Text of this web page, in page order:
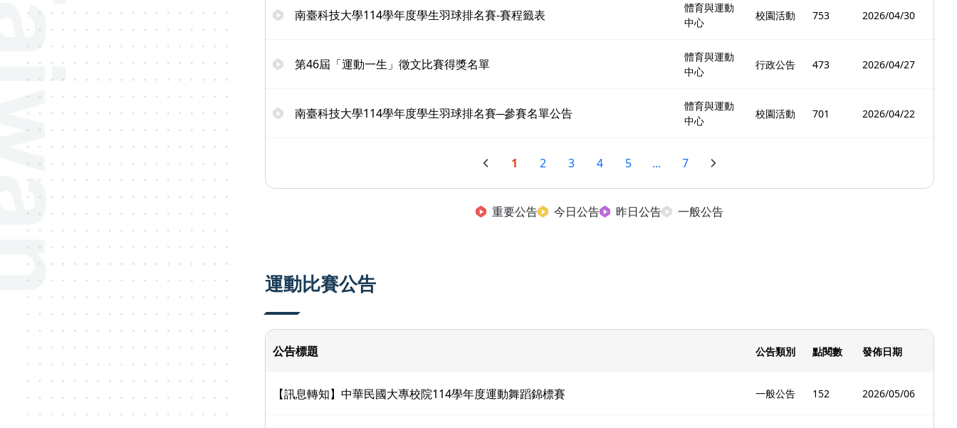
南臺科技大學114學年度學生羽球排名賽-賽程籤表
體育與運動
中心
校園活動 753 2026/04/30
第46屆「運動一生」徵文比賽得獎名單
體育與運動
中心
行政公告 473 2026/04/27
南臺科技大學114學年度學生羽球排名賽─參賽名單公告
體育與運動
中心
校園活動 701 2026/04/22
1 2 3 4 5 ... 7
重要公告 今日公告 昨日公告 一般公告
運動比賽公告
公告標題 公告類別 點閱數 發佈日期
【訊息轉知】中華民國大專校院114學年度運動舞蹈錦標賽 一般公告 152 2026/05/06